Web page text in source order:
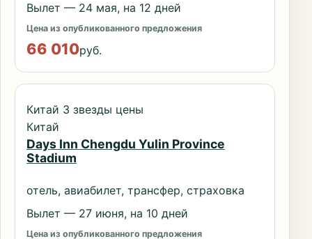
Вылет — 24 мая, на 12 дней
Цена из опубликованного предложения
66 010руб.
Китай 3 звезды цены
Китай
Days Inn Chengdu Yulin Province
Stadium
отель, авиабилет, трансфер, страховка
Вылет — 27 июня, на 10 дней
Цена из опубликованного предложения